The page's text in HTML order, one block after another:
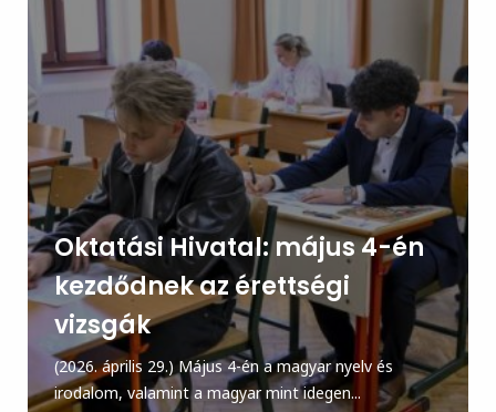
Oktatási Hivatal: május 4-én
kezdődnek az érettségi
vizsgák
(2026. április 29.) Május 4-én a magyar nyelv és
irodalom, valamint a magyar mint idegen...